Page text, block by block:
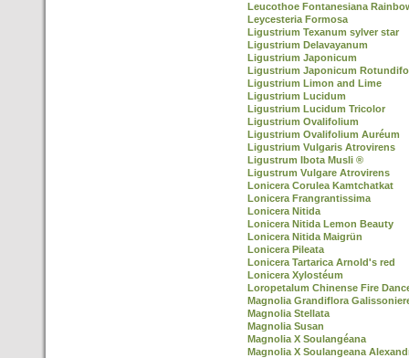
Leucothoe Fontanesiana
Leycesteria Formosa
Ligustrium Texanum sylver star
Ligustrium Delavayanum
Ligustrium Japonicum
Ligustrium Japonicum
Ligustrium Limon and Lime
Ligustrium Lucidum
Ligustrium Lucidum Tricolor
Ligustrium Ovalifolium
Ligustrium Ovalifolium Auréum
Ligustrium Vulgaris Atrovirens
Ligustrum Ibota Musli ®
Ligustrum Vulgare Atrovirens
Lonicera Corulea Kamtchatkat
Lonicera Frangrantissima
Lonicera Nitida
Lonicera Nitida Lemon Beauty
Lonicera Nitida Maigrün
Lonicera Pileata
Lonicera Tartarica Arnold's red
Lonicera Xylostéum
Loropetalum Chinense Fire
Magnolia Grandiflora
Magnolia Stellata
Magnolia Susan
Magnolia X Soulangéana
Magnolia X Soulangeana